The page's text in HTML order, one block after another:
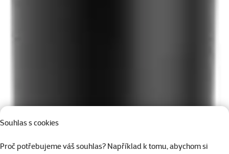
Souhlas s cookies
Proč potřebujeme váš souhlas? Například k tomu, abychom si